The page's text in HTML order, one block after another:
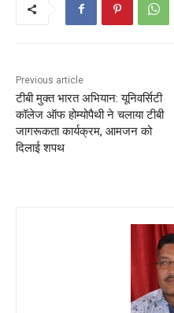
Previous article
टीबी मुक्त भारत अभियान: यूनिवर्सिटी
कॉलेज ऑफ होम्योपैथी ने चलाया टीबी
जागरूकता कार्यक्रम, आमजन को
दिलाई शपथ